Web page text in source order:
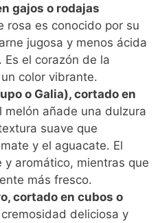
gajos o rodajas
rosa es conocido por su
jugosa y menos ácida
el corazón de la
color vibrante.
o Galia), cortado en
melón añade una dulzura
suave que
y el aguacate. El
y aromático, mientras que
más fresco.
cortado en cubos o
deliciosa y